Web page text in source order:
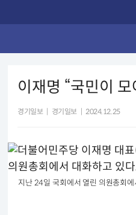
이재명 “국민이
경기일보 경기일보 2024.12.25
지난 24일 국회에서 열린 의원총회